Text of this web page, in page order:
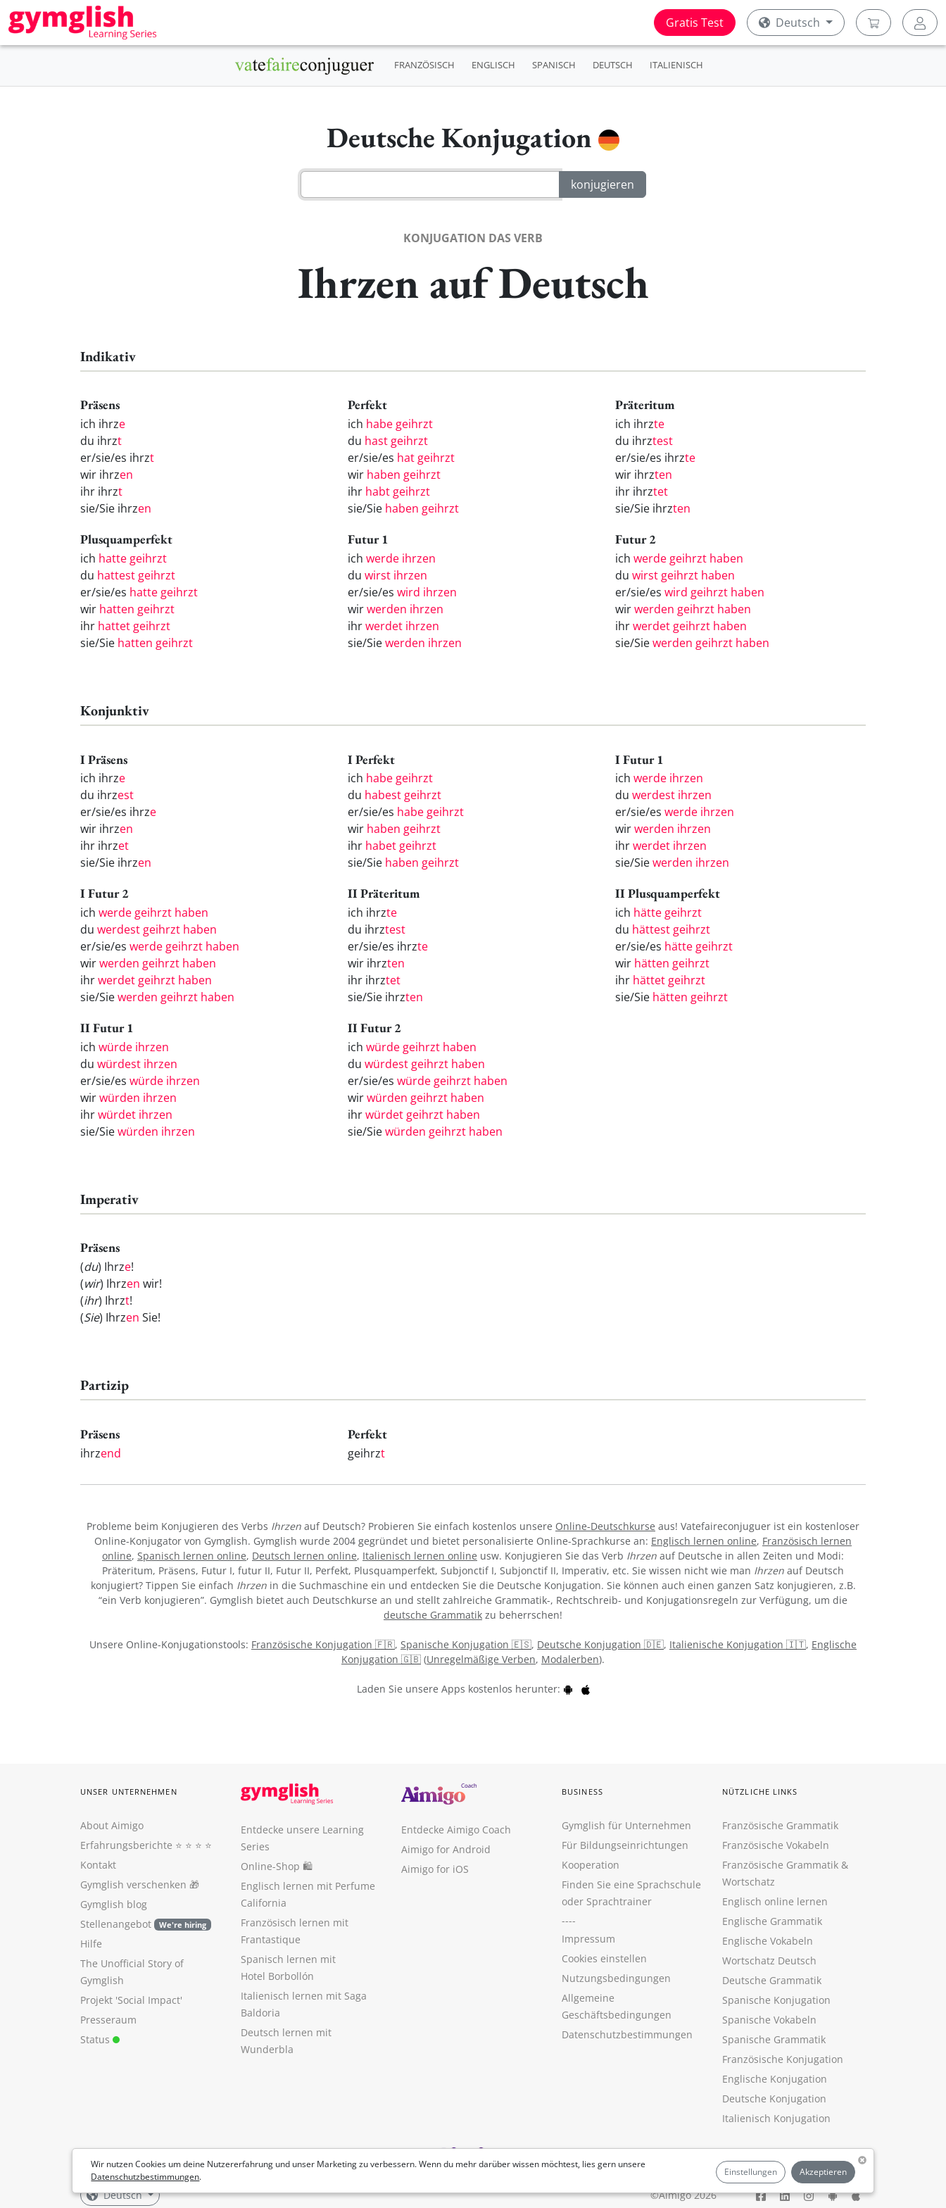
Gratis Test Deutsch
FRANZÖSISCH ENGLISCH SPANISCH DEUTSCH ITALIENISCH
Deutsche Konjugation
KONJUGATION DAS VERB
Ihrzen auf Deutsch
Indikativ
Präsens
ich ihrze
du ihrzt
er/sie/es ihrzt
wir ihrzen
ihr ihrzt
sie/Sie ihrzen
Perfekt
ich habe geihrzt
du hast geihrzt
er/sie/es hat geihrzt
wir haben geihrzt
ihr habt geihrzt
sie/Sie haben geihrzt
Präteritum
ich ihrzte
du ihrztest
er/sie/es ihrzte
wir ihrzten
ihr ihrztet
sie/Sie ihrzten
Plusquamperfekt
ich hatte geihrzt
du hattest geihrzt
er/sie/es hatte geihrzt
wir hatten geihrzt
ihr hattet geihrzt
sie/Sie hatten geihrzt
Futur 1
ich werde ihrzen
du wirst ihrzen
er/sie/es wird ihrzen
wirwerden ihrzen
ihrwerdet ihrzen
sie/Siewerden ihrzen
Futur 2
ich werde geihrzt haben
du wirst geihrzt haben
er/sie/es wird geihrzt haben
wirwerden geihrzt haben
ihrwerdet geihrzt haben
sie/Siewerden geihrzt haben
Konjunktiv
I Präsens
ich ihrze
du ihrzest
er/sie/es ihrze
wir ihrzen
ihr ihrzet
sie/Sie ihrzen
I Perfekt
ich habe geihrzt
du habest geihrzt
er/sie/es habe geihrzt
wir haben geihrzt
ihr habet geihrzt
sie/Sie haben geihrzt
I Futur 1
ich werde ihrzen
du werdest ihrzen
er/sie/es werde ihrzen
wirwerden ihrzen
ihrwerdet ihrzen
sie/Siewerden ihrzen
I Futur 2
ich werde geihrzt haben
du werdest geihrzt haben
er/sie/es werde geihrzt haben
wirwerden geihrzt haben
ihrwerdet geihrzt haben
sie/Siewerden geihrzt haben
II Präteritum
ich ihrzte
du ihrztest
er/sie/es ihrzte
wir ihrzten
ihr ihrztet
sie/Sie ihrzten
II Plusquamperfekt
ich hätte geihrzt
du hättest geihrzt
er/sie/es hätte geihrzt
wir hätten geihrzt
ihr hättet geihrzt
sie/Sie hätten geihrzt
II Futur 1
ich würde ihrzen
du würdest ihrzen
er/sie/es würde ihrzen
wirwürden ihrzen
ihrwürdet ihrzen
sie/Siewürden ihrzen
II Futur 2
ich würde geihrzt haben
du würdest geihrzt haben
er/sie/es würde geihrzt haben
wirwürden geihrzt haben
ihrwürdet geihrzt haben
sie/Siewürden geihrzt haben
Imperativ
Präsens
(du) Ihrze!
(wir) Ihrzen wir!
(ihr) Ihrzt!
(Sie) Ihrzen Sie!
Partizip
Präsens
ihrzend
Perfekt
geihrzt
Probleme beim Konjugieren des Verbs Ihrzen auf Deutsch? Probieren Sie einfach kostenlos unsere Online-Deutschkurse aus! Vatefaireconjuguer ist ein kostenloser
Online-Konjugator von Gymglish. Gymglish wurde 2004 gegründet und bietet personalisierte Online-Sprachkurse an: Englisch lernen online, Französisch lernen
online, Spanisch lernen online, Deutsch lernen online, Italienisch lernen online usw. Konjugieren Sie das Verb Ihrzen auf Deutsche in allen Zeiten und Modi:
Präteritum, Präsens, Futur I, futur II, Futur II, Perfekt, Plusquamperfekt, Subjonctif I, Subjonctif II, Imperativ, etc. Sie wissen nicht wie man Ihrzen auf Deutsch
konjugiert? Tippen Sie einfach Ihrzenin die Suchmaschine ein und entdecken Sie die Deutsche Konjugation. Sie können auch einen ganzen Satz konjugieren, z.B.
“ein Verb konjugieren”. Gymglish bietet auch Deutschkurse an und stellt zahlreiche Grammatik-, Rechtschreib- und Konjugationsregeln zur Verfügung, um die
deutsche Grammatik zu beherrschen!
Unsere Online-Konjugationstools: Französische Konjugation 🇫🇷, Spanische Konjugation 🇪🇸, Deutsche Konjugation 🇩🇪, Italienische Konjugation 🇮🇹, Englische
Konjugation 🇬🇧 (Unregelmäßige Verben, Modalerben).
Laden Sie unsere Apps kostenlos herunter:
Wir nutzen Cookies um deine Nutzererfahrung und unser Marketing zu verbessern. Wenn du mehr darüber wissen möchtest, lies gern unsere
Datenschutzbestimmungen. Einstellungen Akzeptieren
UNSER UNTERNEHMEN
About Aimigo
Erfahrungsberichte ⭐️ ⭐️ ⭐️ ⭐️
Kontakt
Gymglish verschenken 🎁
Gymglish blog
Stellenangebot
We're hiring
Hilfe
The Unofficial Story of
Gymglish
Projekt 'Social Impact'
Presseraum
Status
Entdecke unsere Learning
Series
Online-Shop 🛍
Englisch lernen mit Perfume
California
Französisch lernen mit
Frantastique
Spanisch lernen mit
Hotel Borbollón
Italienisch lernen mit Saga
Baldoria
Deutsch lernen mit
Wunderbla
Entdecke Aimigo Coach
Aimigo for Android
Aimigo for iOS
BUSINESS
Gymglish für Unternehmen
Für Bildungseinrichtungen
Kooperation
Finden Sie eine Sprachschule
oder Sprachtrainer
----
Impressum
Cookies einstellen
Nutzungsbedingungen
Allgemeine
Geschäftsbedingungen
Datenschutzbestimmungen
NÜTZLICHE LINKS
Französische Grammatik
Französische Vokabeln
Französische Grammatik &
Wortschatz
Englisch online lernen
Englische Grammatik
Englische Vokabeln
Wortschatz Deutsch
Deutsche Grammatik
Spanische Konjugation
Spanische Vokabeln
Spanische Grammatik
Französische Konjugation
Englische Konjugation
Deutsche Konjugation
Italienisch Konjugation
Deutsch ©Aimigo 2026